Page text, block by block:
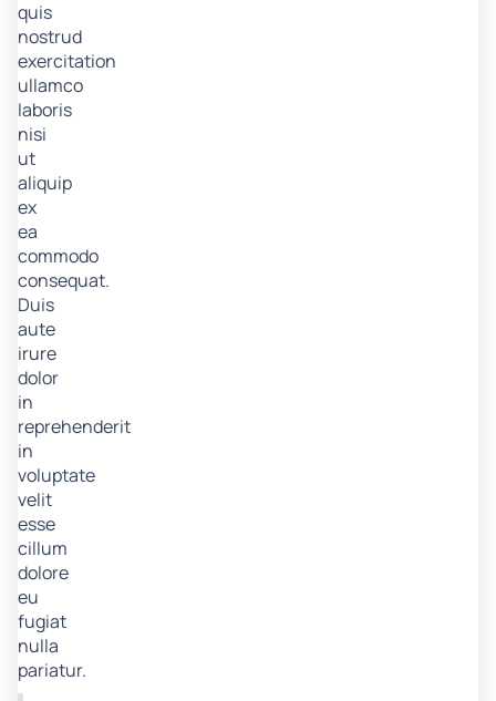
quis
nostrud
exercitation
ullamco
laboris
nisi
ut
aliquip
ex
ea
commodo
consequat.
Duis
aute
irure
dolor
in
reprehenderit
in
voluptate
velit
esse
cillum
dolore
eu
fugiat
nulla
pariatur.